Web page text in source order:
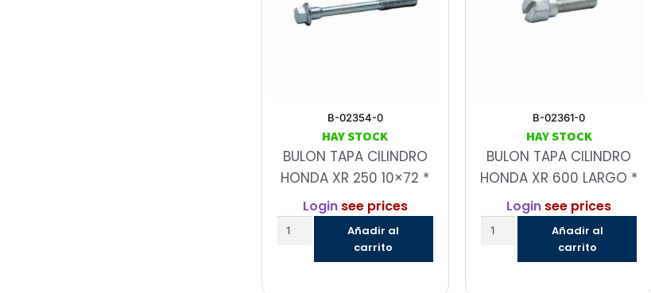
B-02354-0
HAY STOCK
BULON TAPA CILINDRO
HONDA XR 250 10×72 *
Loginsee prices
Añadir al
carrito
B-02361-0
HAY STOCK
BULON TAPA CILINDRO
HONDA XR 600 LARGO *
Login see prices
Añadir al
carrito